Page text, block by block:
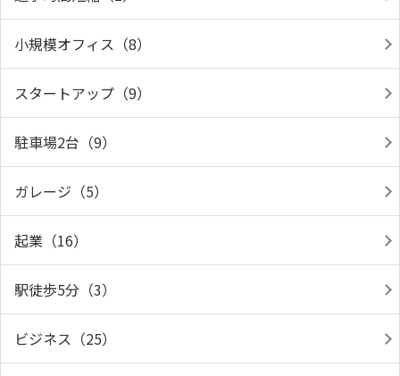
小規模オフィス（8）
スタートアップ（9）
駐車場2台（9）
ガレージ（5）
起業（16）
駅徒歩5分（3）
ビジネス（25）